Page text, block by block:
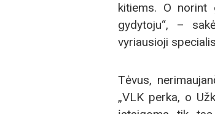
kitiems. O norint
gydytoju“, –
vyriausioji
Tėvus,
„VLK perka, o